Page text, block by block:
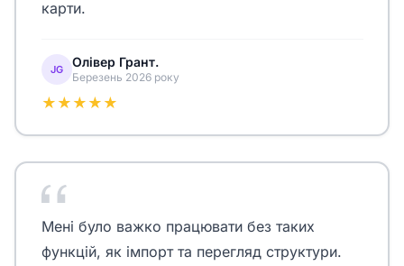
карти.
JG Олівер Грант.
Березень 2026 року
★★★★★
Мені було важко працювати без таких
функцій, як імпорт та перегляд структури.